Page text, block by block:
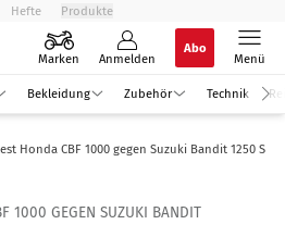
Hefte Produkte
Marken Anmelden
Abo
Menü
Bekleidung Zubehör Technik
Honda CBF 1000 gegen Suzuki Bandit 1250 S
1000 GEGEN SUZUKI BANDIT